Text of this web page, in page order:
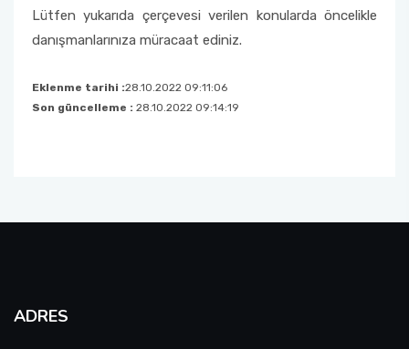
Lütfen yukarıda çerçevesi verilen konularda öncelikle
danışmanlarınıza müracaat ediniz.
Eklenme tarihi :28.10.2022 09:11:06
Son güncelleme : 28.10.2022 09:14:19
ADRES